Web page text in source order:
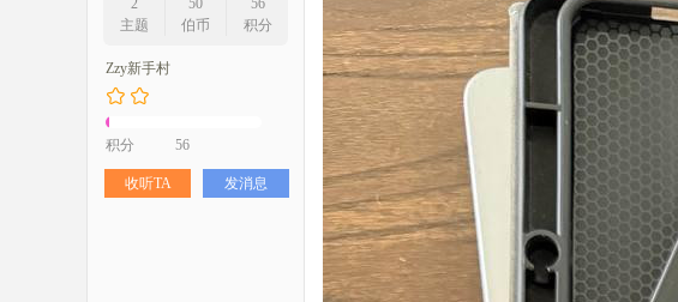
2
主题
50
伯币
56
积分
Zzy新手村
积分 56
收听TA 发消息